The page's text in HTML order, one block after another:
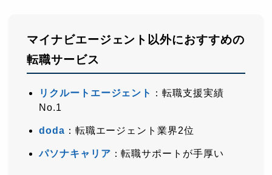
マイナビエージェント以外におすすめの
転職サービス
リクルートエージェント
：転職支援実績
No.1
doda ：転職エージェント業界2位
パソナキャリア ：転職サポートが手厚い